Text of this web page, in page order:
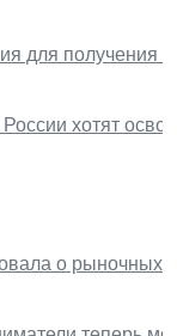
для получения
хотят
о рыночных